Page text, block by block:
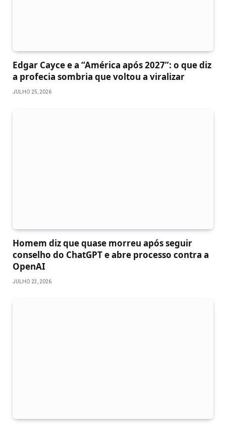
Edgar Cayce e a “América após 2027”: o que diz
a profecia sombria que voltou a viralizar
JULHO 25, 2026
Homem diz que quase morreu após seguir
conselho do ChatGPT e abre processo contra a
OpenAI
JULHO 23, 2026